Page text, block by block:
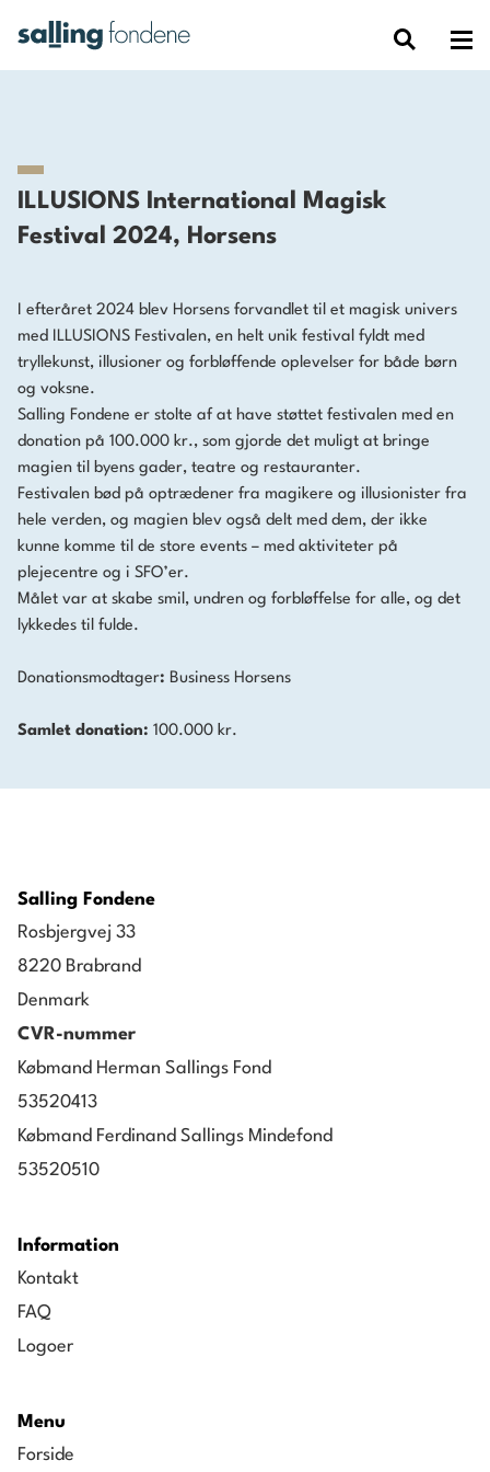
ILLUSIONS International Magisk
Festival 2024, Horsens
I efteråret 2024 blev Horsens forvandlet til et magisk univers
med ILLUSIONS Festivalen, en helt unik festival fyldt med
tryllekunst, illusioner og forbløffende oplevelser for både børn
og voksne.
Salling Fondene er stolte af at have støttet festivalen med en
donation på 100.000 kr., som gjorde det muligt at bringe
magien til byens gader, teatre og restauranter.
Festivalen bød på optrædener fra magikere og illusionister fra
hele verden, og magien blev også delt med dem, der ikke
kunne komme til de store events – med aktiviteter på
plejecentre og i SFO’er.
Målet var at skabe smil, undren og forbløffelse for alle, og det
lykkedes til fulde.
Donationsmodtager: Business Horsens
Samlet donation: 100.000 kr.
Salling Fondene
Rosbjergvej 33
8220 Brabrand
Denmark
CVR-nummer
Købmand Herman Sallings Fond
53520413
Købmand Ferdinand Sallings Mindefond
53520510
Information
Kontakt
FAQ
Logoer
Menu
Forside